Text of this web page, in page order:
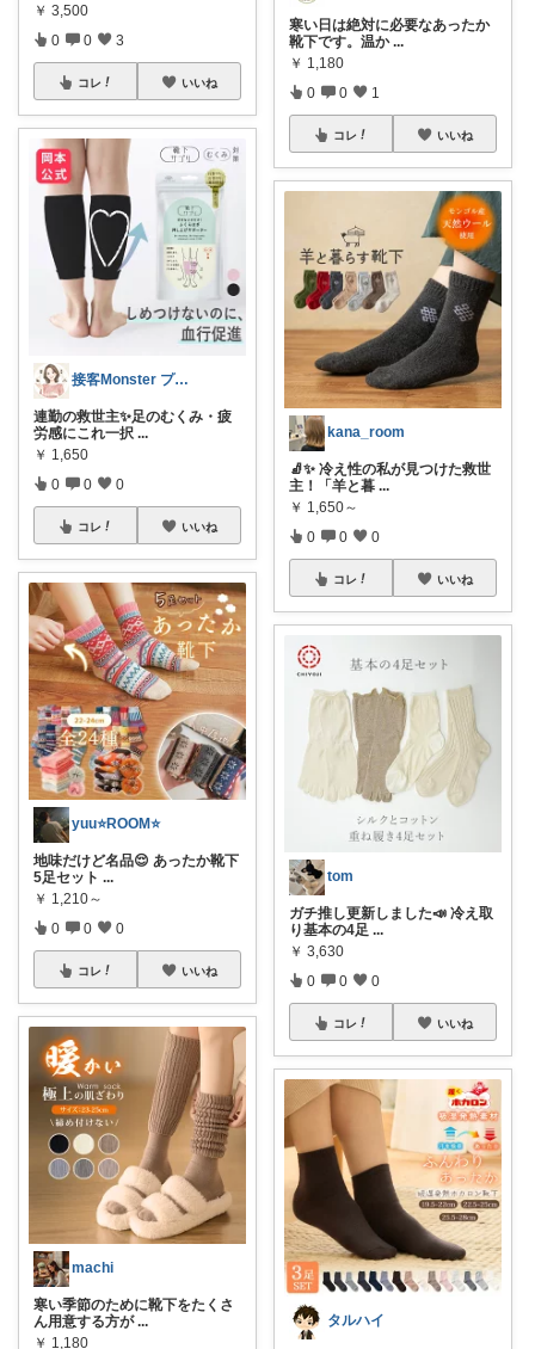
￥ 3,500
0 0 3
コレ いいね
接客Monster プロ目線で厳選✨
連勤の救世主✨足のむくみ・疲
労感にこれ一択 ...
￥ 1,650
0 0 0
コレ いいね
yuu⭐️ROOM⭐️
地味だけど名品😌 あったか靴下
5足セット ...
￥ 1,210～
0 0 0
コレ いいね
machi
寒い季節のために靴下をたくさ
ん用意する方が ...
￥ 1,180
寒い日は絶対に必要なあったか
靴下です。温か ...
￥ 1,180
0 0 1
コレ いいね
kana_room
🧦✨ 冷え性の私が見つけた救世
主！「羊と暮 ...
￥ 1,650～
0 0 0
コレ いいね
tom
ガチ推し更新しました📣 冷え取
り基本の4足 ...
￥ 3,630
0 0 0
コレ いいね
タルハイ